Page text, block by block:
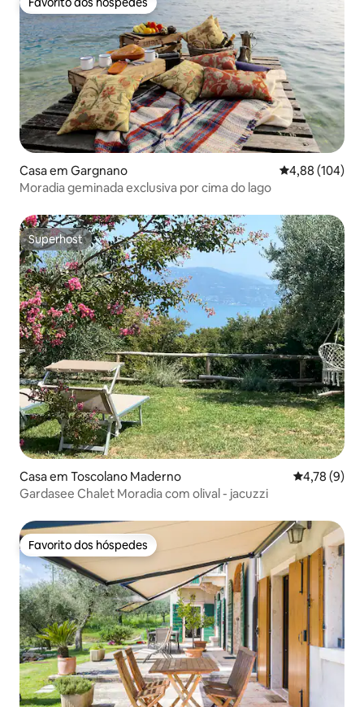
Favorito dos hóspedes
Casa em Gargnano Classificação
4,88 (104)
Moradia geminada exclusiva por cima do lago
Superhost
Superhost
Casa em Toscolano Maderno
4,78 (9)
Gardasee Chalet Moradia com olival - jacuzzi
Favorito dos hóspedes
Favorito dos hóspedes